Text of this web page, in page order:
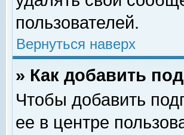
пользователей.
Вернуться наверх
» Как добавить
Чтобы добавить
ее в центре